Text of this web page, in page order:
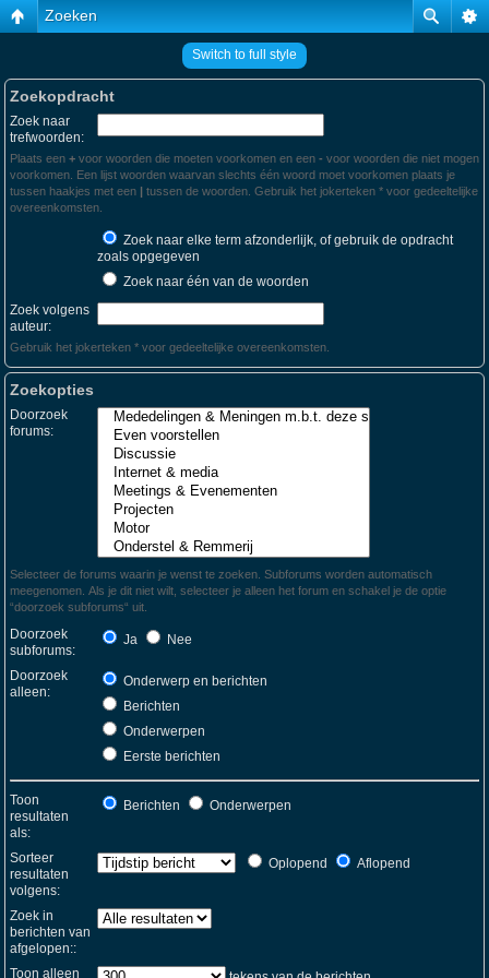
Zoeken
Switch to full style
Zoekopdracht
Zoek naar
trefwoorden:
Plaats een + voor woorden die moeten voorkomen en een - voor woorden die niet mogen
voorkomen. Een lijst woorden waarvan slechts één woord moet voorkomen plaats je
tussen haakjes met een | tussen de woorden. Gebruik het jokerteken * voor gedeeltelijke
overeenkomsten.
Zoek naar elke term afzonderlijk, of gebruik de opdracht
zoals opgegeven
Zoek naar één van de woorden
Zoek volgens
auteur:
Gebruik het jokerteken * voor gedeeltelijke overeenkomsten.
Zoekopties
Doorzoek
forums:
Selecteer de forums waarin je wenst te zoeken. Subforums worden automatisch
meegenomen. Als je dit niet wilt, selecteer je alleen het forum en schakel je de optie
“doorzoek subforums“ uit.
Doorzoek
subforums:
Ja Nee
Doorzoek
alleen:
Onderwerp en berichten
Berichten
Onderwerpen
Eerste berichten
Toon
resultaten
als:
Berichten Onderwerpen
Sorteer
resultaten
volgens:
Oplopend Aflopend
Zoek in
berichten van
afgelopen::
Toon alleen